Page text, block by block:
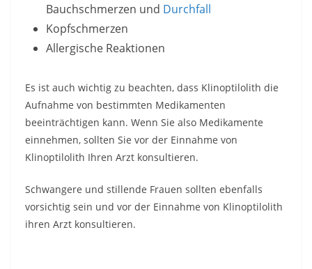
Bauchschmerzen und Durchfall
Kopfschmerzen
Allergische Reaktionen
Es ist auch wichtig zu beachten, dass Klinoptilolith die
Aufnahme von bestimmten Medikamenten
beeinträchtigen kann. Wenn Sie also Medikamente
einnehmen, sollten Sie vor der Einnahme von
Klinoptilolith Ihren Arzt konsultieren.
Schwangere und stillende Frauen sollten ebenfalls
vorsichtig sein und vor der Einnahme von Klinoptilolith
ihren Arzt konsultieren.